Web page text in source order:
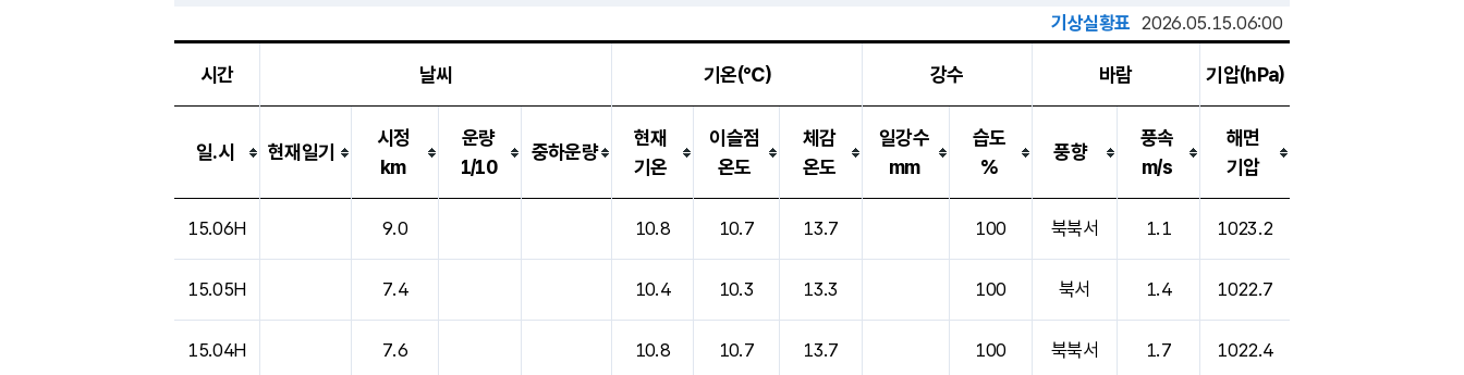
기상실황표 2026.05.15.06:00
시간 날씨 기온(℃) 강수 바람 기압(hPa)
일.시 현재일기
시정
km
운량
1/10
중하운량
현재
기온
이슬점
온도
체감
온도
일강수
mm
습도
%
풍향
풍속
m/s
해면
기압
15.06H 9.0 10.8 10.7 13.7 100 북북서 1.1 1023.2
15.05H 7.4 10.4 10.3 13.3 100 북서 1.4 1022.7
15.04H 7.6 10.8 10.7 13.7 100 북북서 1.7 1022.4